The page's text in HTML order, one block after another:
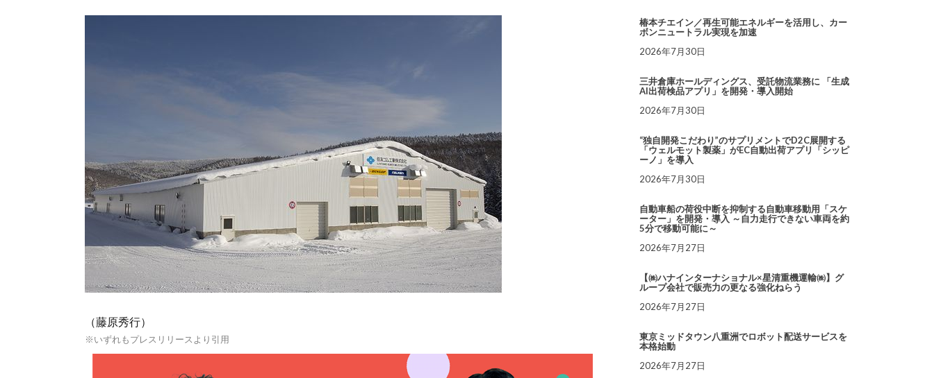
（藤原秀行）
※いずれもプレスリリースより引用
椿本チエイン／再生可能エネルギーを活用し、カー
ボンニュートラル実現を加速
2026年7月30日
三井倉庫ホールディングス、受託物流業務に 「生成
AI出荷検品アプリ」を開発・導入開始
2026年7月30日
“独自開発こだわり”のサプリメントでD2C展開する
「ウェルモット製薬」がEC自動出荷アプリ「シッピ
ーノ」を導入
2026年7月30日
自動車船の荷役中断を抑制する自動車移動用「スケ
ーター」を開発・導入 ～自力走行できない車両を約
5分で移動可能に～
2026年7月27日
【㈱ハナインターナショナル×星清重機運輸㈱】グ
ループ会社で販売力の更なる強化ねらう
2026年7月27日
東京ミッドタウン八重洲でロボット配送サービスを
本格始動
2026年7月27日